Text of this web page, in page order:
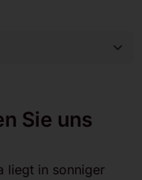
Sie uns
liegt in sonniger